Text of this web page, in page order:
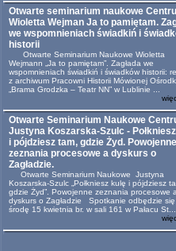
Otwarte seminarium naukowe
Wioletta Wejman Ja to pamiętam.
we wspomnieniach świadkiń i
historii
Otwarte Seminarium Naukowe Wioletta
Wejmann „Ja to pamiętam”. Zagłada we
wspomnieniach świadkiń i świadków historii:
z archiwum Pracowni Historii Mówionej
„Brama Grodzka – Teatr NN” w Lublinie ...
Otwarte Seminarium Naukowe
Justyna Koszarska-Szulc -
i pójdziesz tam, gdzie Żyd. Powojenne
zeznania procesowe a dyskurs o
Zagładzie.
Otwarte Seminarium Naukowe Justyna
Koszarska-Szulc „Połkniesz kulę i pójdziesz
gdzie Żyd”. Powojenne zeznania procesowe a
dyskurs o Zagładzie Spotkanie odbędzie się
środę 15 kwietnia br. w sali 161 w Pałacu St...